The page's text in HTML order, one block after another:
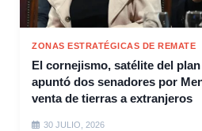
ZONAS ESTRATÉGICAS DE REMATE
El cornejismo, satélite del
apuntó dos senadores por
venta de tierras a extranjeros
30 JULIO, 2026